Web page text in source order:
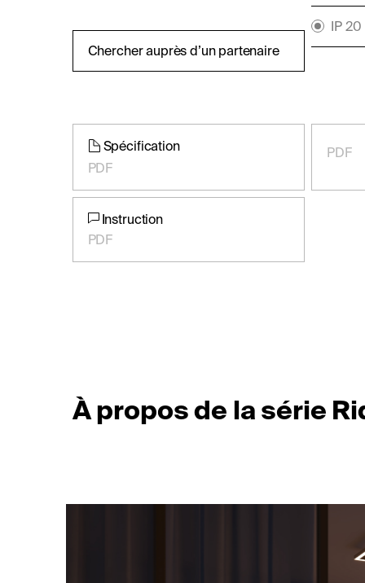
Chercher auprès d’un partenaire
IP 20
Spécification
PDF
PDF
Instruction
PDF
À propos de la série